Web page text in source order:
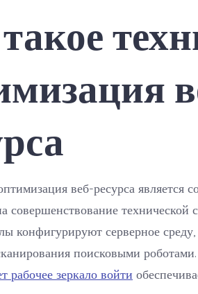
веб-ресурса является
совершенствование технической
конфигурируют серверное
поисковыми
рабочее зеркало войти